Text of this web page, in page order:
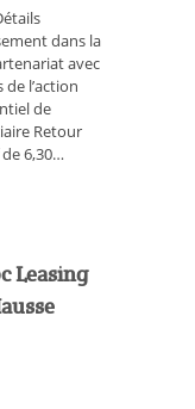
dans la
avec
l’action
de
Retour
6,30…
Leasing